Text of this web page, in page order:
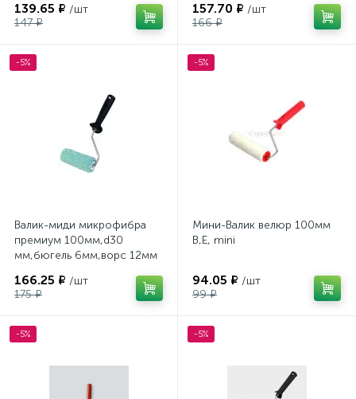
139.65 ₽ /шт
147 ₽
157.70 ₽ /шт
166 ₽
-5%
Валик-миди микрофибра
премиум 100мм,d30
мм,бюгель 6мм,ворс 12мм
166.25 ₽ /шт
175 ₽
-5%
Мини-Валик велюр 100мм
В,Е, mini
94.05 ₽ /шт
99 ₽
-5% -5%